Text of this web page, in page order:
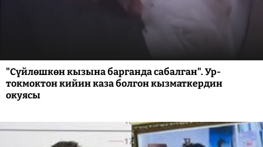
"Сүйлөшкөн кызына барганда сабалган". Ур-
токмоктон кийин каза болгон кызматкердин
окуясы